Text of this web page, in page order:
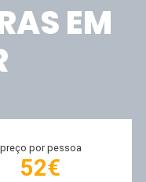
EM
preço por pessoa
52€